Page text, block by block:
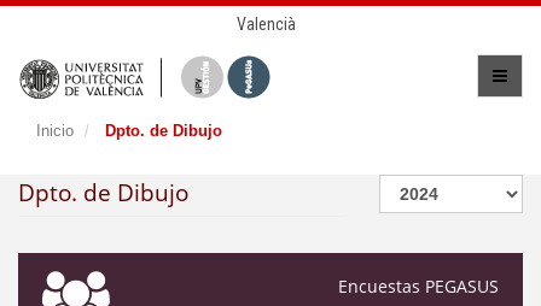
Valencià
Inicio Dpto. de Dibujo
Dpto. de Dibujo
Encuestas PEGASUS